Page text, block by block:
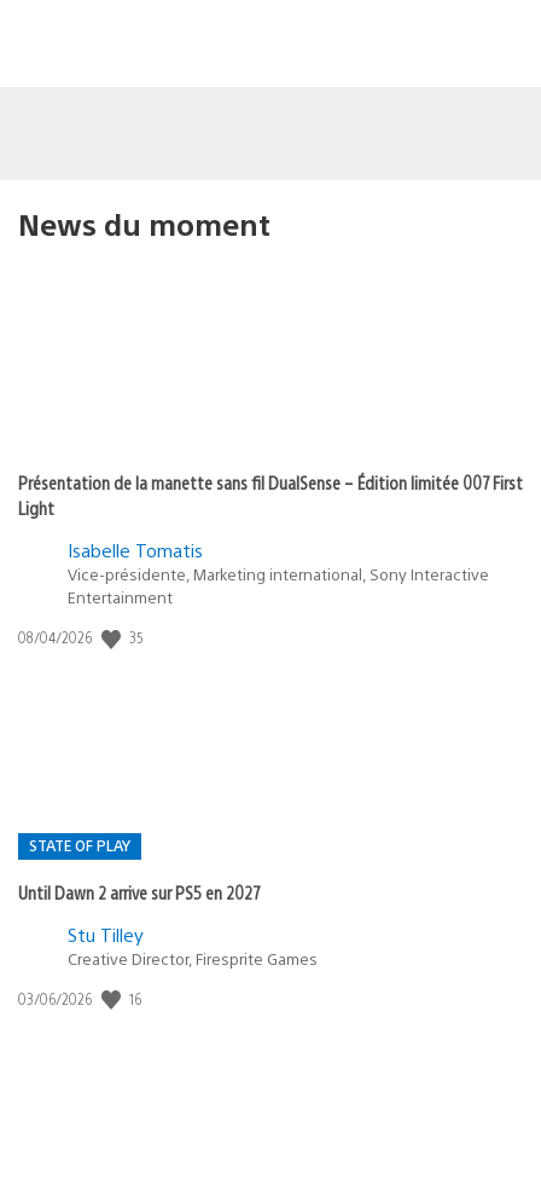
News du moment
Présentation de la manette sans fil DualSense – Édition limitée 007 First
Light
Isabelle Tomatis
Vice-présidente, Marketing international, Sony Interactive
Entertainment
Date
08/04/2026 35
STATE OF PLAY
Until Dawn 2 arrive sur PS5 en 2027
Postée
:
Stu Tilley
Creative Director, Firesprite Games
Date
03/06/2026 16